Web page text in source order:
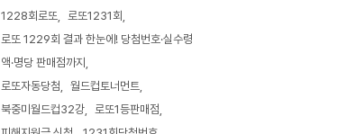
1228회로또
로또1231회
로또 1229회 결과 한눈에! 당첨번호·실수령
액·명당 판매점까지
로또자동당첨
월드컵토너먼트
북중미월드컵32강
로또1등판매점